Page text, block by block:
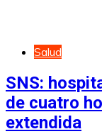
Salud
SNS:
de cuatro
extendida